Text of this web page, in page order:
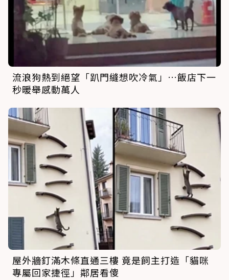
流浪狗熱到絕望「趴門縫想吹冷氣」…飯店下一
秒暖舉感動萬人
屋外牆釘滿木條直通三樓 竟是飼主打造「貓咪
專屬回家捷徑」鄰居看傻